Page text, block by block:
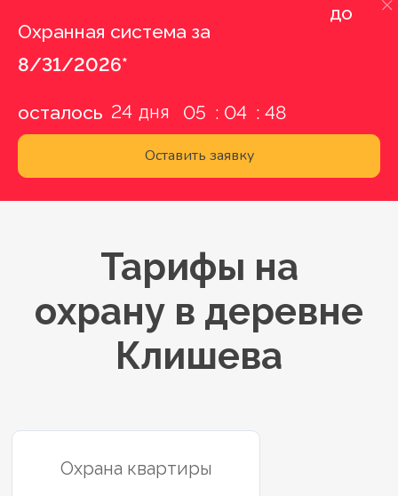
Охранная система за
до
8/31/2026*
осталось 24 05 04 47
Оставить заявку
Тарифы на
охрану в деревне
Клишева
Охрана квартиры